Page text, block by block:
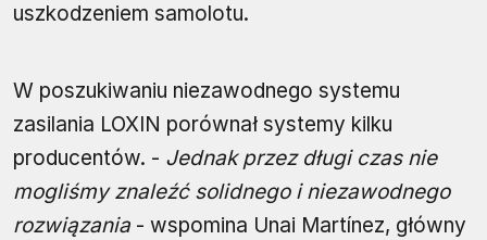
uszkodzeniem samolotu.
W poszukiwaniu niezawodnego systemu
zasilania LOXIN porównał systemy kilku
producentów. - Jednak przez długi czas nie
mogliśmy znaleźć solidnego i niezawodnego
rozwiązania - wspomina Unai Martínez, główny